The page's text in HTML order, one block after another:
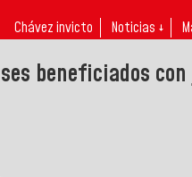
Chávez invicto Noticias ↓
beneficiados